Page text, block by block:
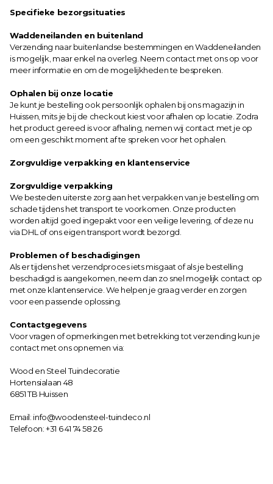
Specifieke bezorgsituaties
Waddeneilanden en buitenland
Verzending naar buitenlandse bestemmingen en Waddeneilanden
is mogelijk, maar enkel na overleg. Neem contact met ons op voor
meer informatie en om de mogelijkheden te bespreken.
Ophalen bij onze locatie
Je kunt je bestelling ook persoonlijk ophalen bij ons magazijn in
Huissen, mits je bij de checkout kiest voor afhalen op locatie. Zodra
het product gereed is voor afhaling, nemen wij contact met je op
om een geschikt moment af te spreken voor het ophalen.
Zorgvuldige verpakking en klantenservice
Zorgvuldige verpakking
We besteden uiterste zorg aan het verpakken van je bestelling om
schade tijdens het transport te voorkomen. Onze producten
worden altijd goed ingepakt voor een veilige levering, of deze nu
via DHL of ons eigen transport wordt bezorgd.
Problemen of beschadigingen
Als er tijdens het verzendproces iets misgaat of als je bestelling
beschadigd is aangekomen, neem dan zo snel mogelijk contact op
met onze klantenservice. We helpen je graag verder en zorgen
voor een passende oplossing.
Contactgegevens
Voor vragen of opmerkingen met betrekking tot verzending kun je
contact met ons opnemen via:
Wood en Steel Tuindecoratie
Hortensialaan 48
6851 TB Huissen
Email: info@woodensteel-tuindeco.nl
Telefoon: +31 6 41 74 58 26